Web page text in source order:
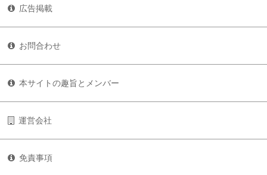
広告掲載
お問合わせ
本サイトの趣旨とメンバー
運営会社
免責事項